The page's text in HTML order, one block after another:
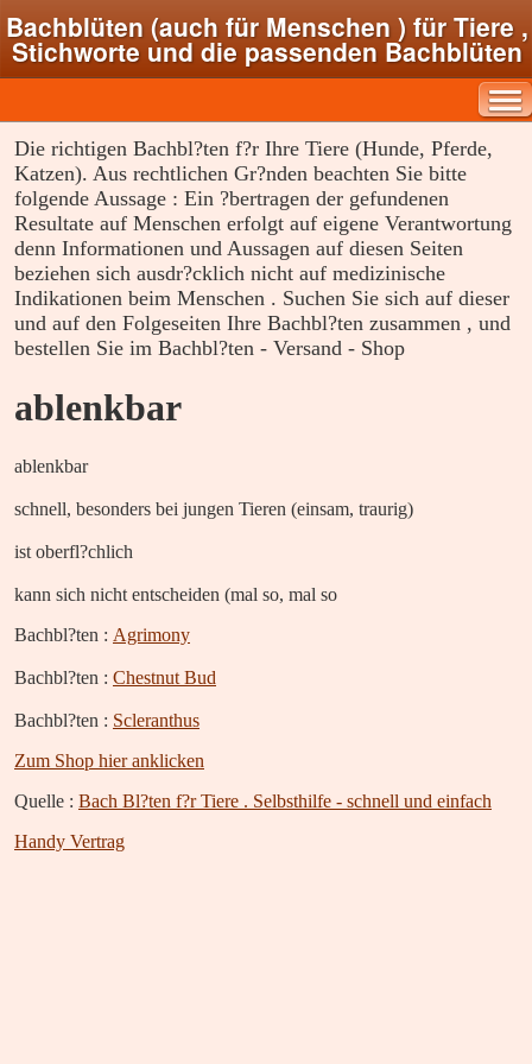
Bachblüten (auch für Menschen ) für Tiere ,
Stichworte und die passenden Bachblüten
Die richtigen Bachbl?ten f?r Ihre Tiere (Hunde, Pferde,
Katzen). Aus rechtlichen Gr?nden beachten Sie bitte
folgende Aussage : Ein ?bertragen der gefundenen
Resultate auf Menschen erfolgt auf eigene Verantwortung
denn Informationen und Aussagen auf diesen Seiten
beziehen sich ausdr?cklich nicht auf medizinische
Indikationen beim Menschen . Suchen Sie sich auf dieser
und auf den Folgeseiten Ihre Bachbl?ten zusammen , und
bestellen Sie im Bachbl?ten - Versand - Shop
ablenkbar
ablenkbar
schnell, besonders bei jungen Tieren (einsam, traurig)
ist oberfl?chlich
kann sich nicht entscheiden (mal so, mal so
Bachbl?ten : Agrimony
Bachbl?ten : Chestnut Bud
Bachbl?ten : Scleranthus
Zum Shop hier anklicken
Quelle : Bach Bl?ten f?r Tiere . Selbsthilfe - schnell und einfach
Handy Vertrag